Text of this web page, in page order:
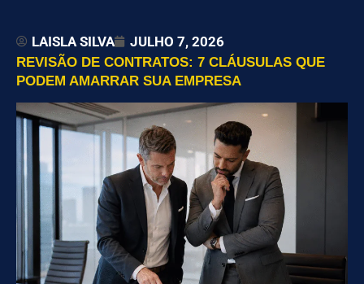
LAISLA SILVA JULHO 7, 2026
REVISÃO DE CONTRATOS: 7 CLÁUSULAS QUE
PODEM AMARRAR SUA EMPRESA